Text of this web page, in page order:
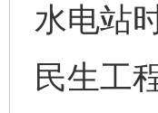
水电站
民生工